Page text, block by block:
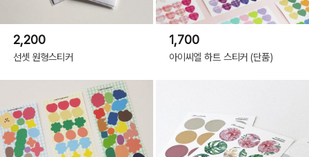
2,200
선셋 원형스티커
1,700
아이씨엘 하트 스티커 (단품)